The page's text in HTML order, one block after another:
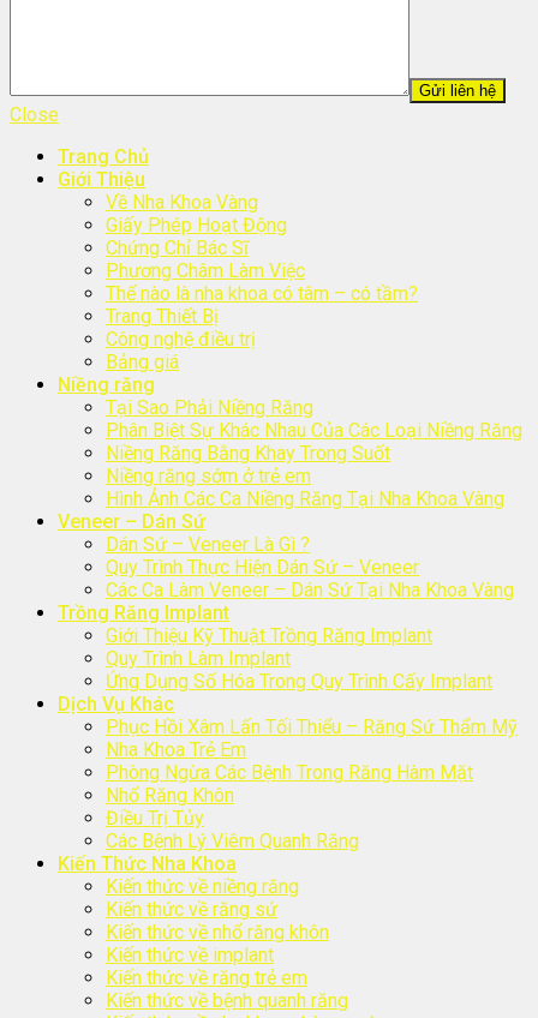
Close
Trang Chủ
Giới Thiệu
Về Nha Khoa Vàng
Giấy Phép Hoạt Động
Chứng Chỉ Bác Sĩ
Phương Châm Làm Việc
Thế nào là nha khoa có tâm – có tầm?
Trang Thiết Bị
Công nghệ điều trị
Bảng giá
Niềng răng
Tại Sao Phải Niềng Răng
Phân Biệt Sự Khác Nhau Của Các Loại Niềng Răng
Niềng Răng Bằng Khay Trong Suốt
Niềng răng sớm ở trẻ em
Hình Ảnh Các Ca Niềng Răng Tại Nha Khoa Vàng
Veneer – Dán Sứ
Dán Sứ – Veneer Là Gì ?
Quy Trình Thực Hiện Dán Sứ – Veneer
Các Ca Làm Veneer – Dán Sứ Tại Nha Khoa Vàng
Trồng Răng Implant
Giới Thiệu Kỹ Thuật Trồng Răng Implant
Quy Trình Làm Implant
Ứng Dụng Số Hóa Trong Quy Trình Cấy Implant
Dịch Vụ Khác
Phục Hồi Xâm Lấn Tối Thiểu – Răng Sứ Thẩm Mỹ
Nha Khoa Trẻ Em
Phòng Ngừa Các Bệnh Trong Răng Hàm Mặt
Nhổ Răng Khôn
Điều Trị Tủy
Các Bệnh Lý Viêm Quanh Răng
Kiến Thức Nha Khoa
Kiến thức về niềng răng
Kiến thức về răng sứ
Kiến thức về nhổ răng khôn
Kiến thức về implant
Kiến thức về răng trẻ em
Kiến thức về bệnh quanh răng